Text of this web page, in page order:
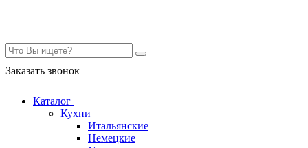
Заказать звонок
Каталог
Кухни
Итальянские
Немецкие